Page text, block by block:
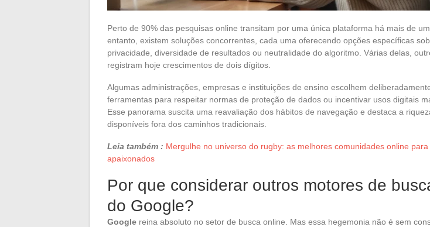
Perto de 90% das pesquisas online transitam por uma única plataforma há mais de
entanto, existem soluções concorrentes, cada uma oferecendo opções específicas
privacidade, diversidade de resultados ou neutralidade do algoritmo. Várias delas,
registram hoje crescimentos de dois dígitos.
Algumas administrações, empresas e instituições de ensino escolhem
ferramentas para respeitar normas de proteção de dados ou incentivar usos digitais
Esse panorama suscita uma reavaliação dos hábitos de navegação e destaca a
disponíveis fora dos caminhos tradicionais.
Leia também : Mergulhe no universo do rugby: as melhores comunidades online para
apaixonados
Por que considerar outros motores de
do Google?
Google reina absoluto no setor de busca online. Mas essa hegemonia não é sem